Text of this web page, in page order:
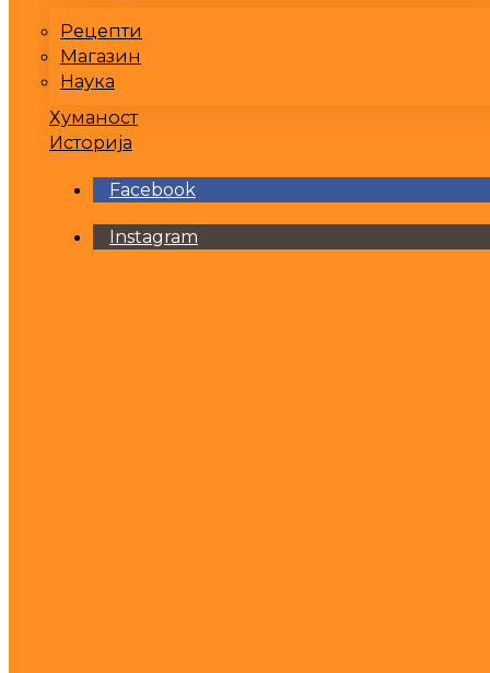
Рецепти
Магазин
Наука
Хуманост
Историја
Facebook
Instagram